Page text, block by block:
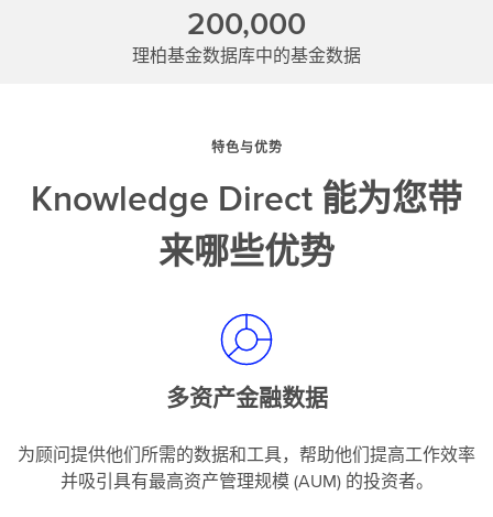
200,000
理柏基金数据库中的基金数据
特色与优势
Knowledge Direct 能为您带
来哪些优势
多资产金融数据
为顾问提供他们所需的数据和工具，帮助他们提高工作效率
并吸引具有最高资产管理规模 (AUM) 的投资者。